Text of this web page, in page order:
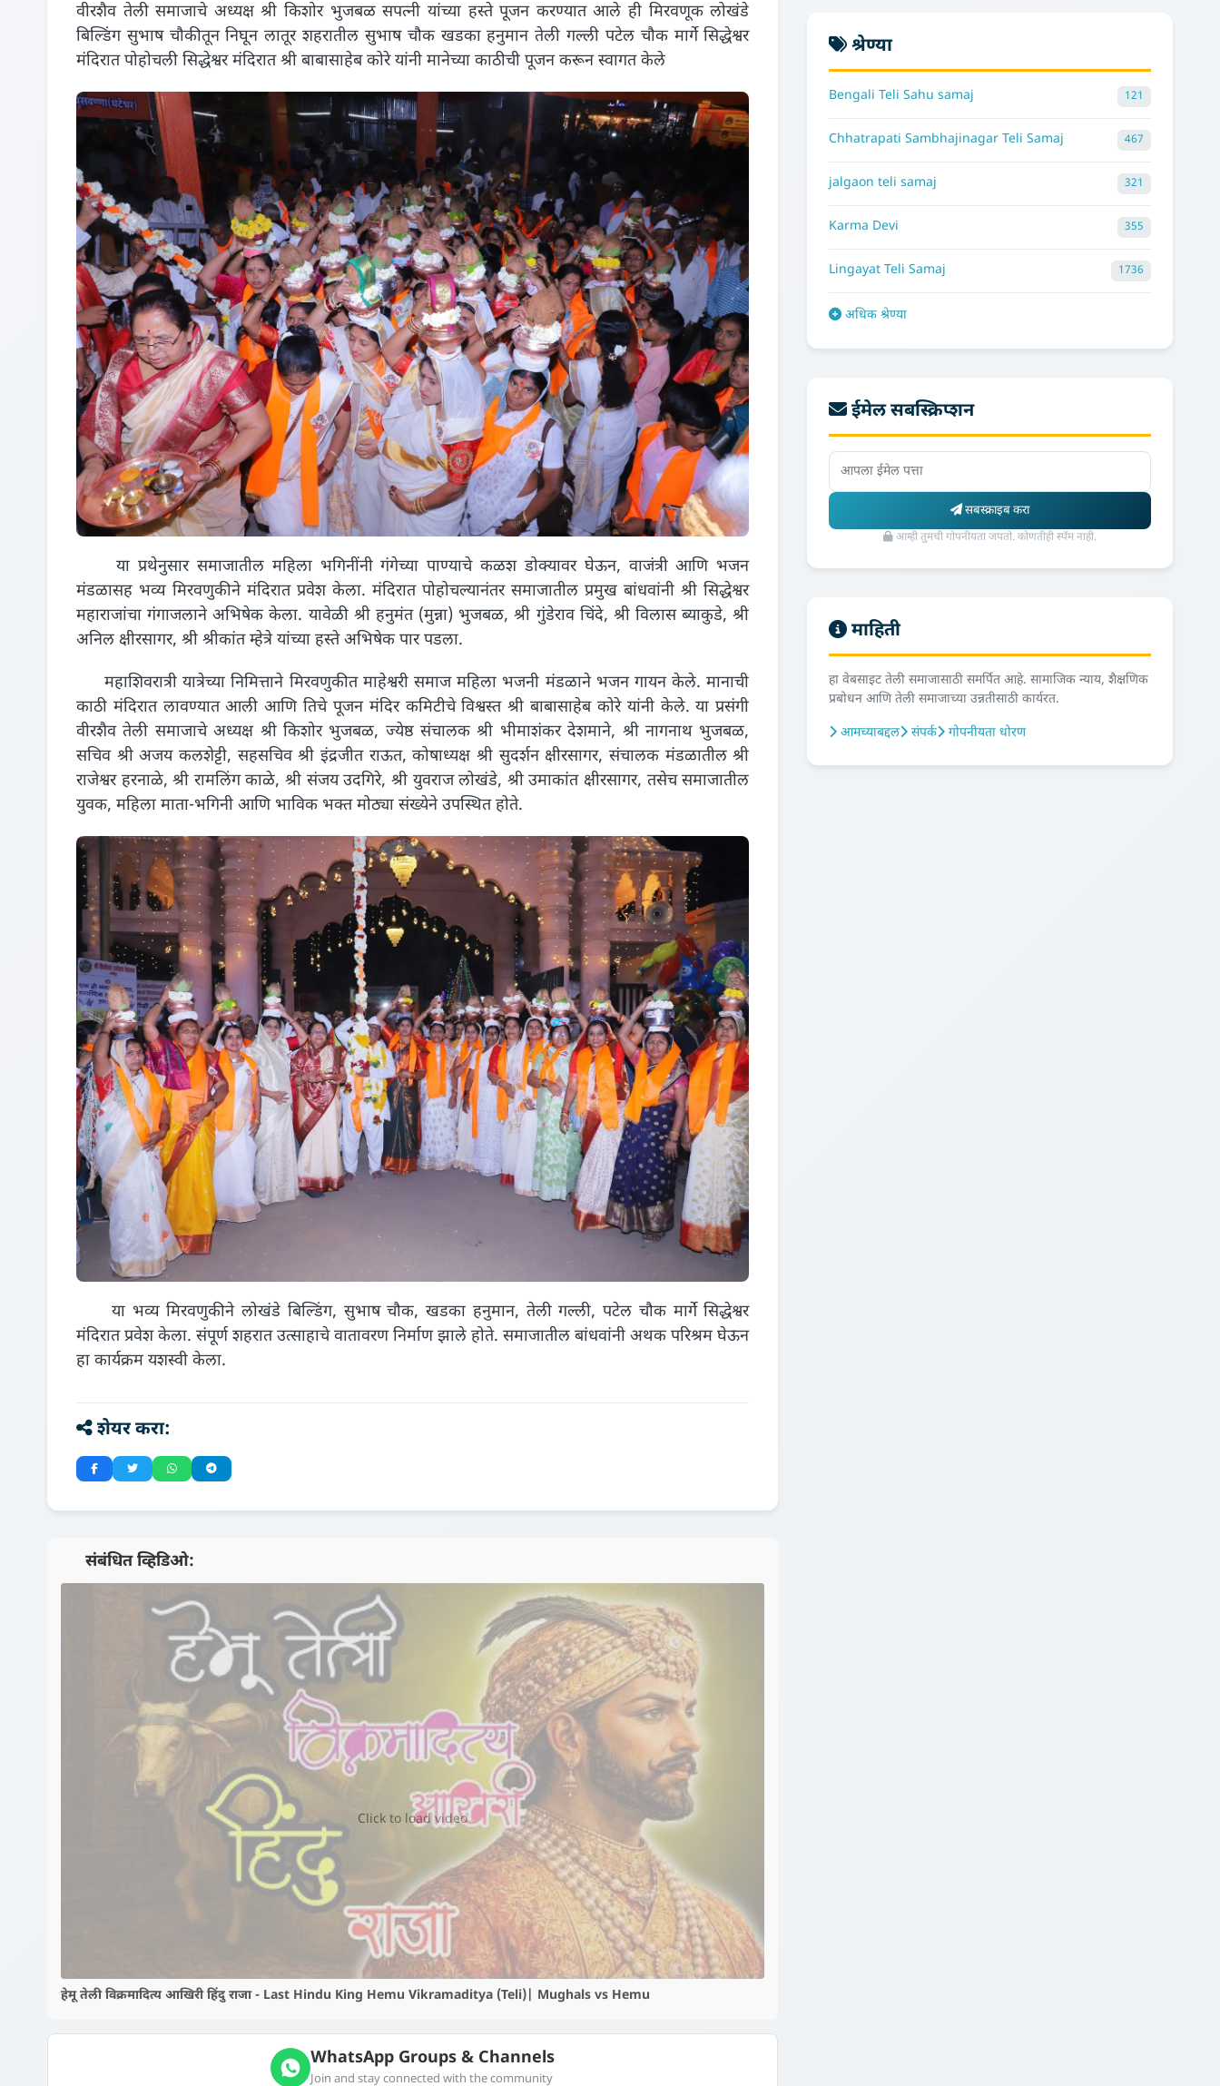
वीरशैव तेली समाजाचे अध्यक्ष श्री किशोर भुजबळ सपत्नी यांच्या हस्ते पूजन करण्यात आले ही मिरवणूक लोखंडे
बिल्डिंग सुभाष चौकीतून निघून लातूर शहरातील सुभाष चौक खडका हनुमान तेली गल्ली पटेल चौक मार्गे सिद्धेश्वर
मंदिरात पोहोचली सिद्धेश्वर मंदिरात श्री बाबासाहेब कोरे यांनी मानेच्या काठीची पूजन करून स्वागत केले
या प्रथेनुसार समाजातील महिला भगिनींनी गंगेच्या पाण्याचे कळश डोक्यावर घेऊन, वाजंत्री आणि भजन
मंडळासह भव्य मिरवणुकीने मंदिरात प्रवेश केला. मंदिरात पोहोचल्यानंतर समाजातील प्रमुख बांधवांनी श्री सिद्धेश्वर
महाराजांचा गंगाजलाने अभिषेक केला. यावेळी श्री हनुमंत (मुन्ना) भुजबळ, श्री गुंडेराव चिंदे, श्री विलास ब्याकुडे, श्री
अनिल क्षीरसागर, श्री श्रीकांत म्हेत्रे यांच्या हस्ते अभिषेक पार पडला.
महाशिवरात्री यात्रेच्या निमित्ताने मिरवणुकीत माहेश्वरी समाज महिला भजनी मंडळाने भजन गायन केले. मानाची
काठी मंदिरात लावण्यात आली आणि तिचे पूजन मंदिर कमिटीचे विश्वस्त श्री बाबासाहेब कोरे यांनी केले. या प्रसंगी
वीरशैव तेली समाजाचे अध्यक्ष श्री किशोर भुजबळ, ज्येष्ठ संचालक श्री भीमाशंकर देशमाने, श्री नागनाथ भुजबळ,
सचिव श्री अजय कलशेट्टी, सहसचिव श्री इंद्रजीत राऊत, कोषाध्यक्ष श्री सुदर्शन क्षीरसागर, संचालक मंडळातील श्री
राजेश्वर हरनाळे, श्री रामलिंग काळे, श्री संजय उदगिरे, श्री युवराज लोखंडे, श्री उमाकांत क्षीरसागर, तसेच समाजातील
युवक, महिला माता-भगिनी आणि भाविक भक्त मोठ्या संख्येने उपस्थित होते.
या भव्य मिरवणुकीने लोखंडे बिल्डिंग, सुभाष चौक, खडका हनुमान, तेली गल्ली, पटेल चौक मार्गे सिद्धेश्वर
मंदिरात प्रवेश केला. संपूर्ण शहरात उत्साहाचे वातावरण निर्माण झाले होते. समाजातील बांधवांनी अथक परिश्रम घेऊन
हा कार्यक्रम यशस्वी केला.
शेयर करा:
📺 संबंधित व्हिडिओ:
▶️
Click to load video
हेमू तेली विक्रमादित्य आखिरी हिंदु राजा - Last Hindu King Hemu Vikramaditya (Teli)| Mughals vs Hemu
WhatsApp Groups & Channels
Join and stay connected with the community
श्रेण्या
Bengali Teli Sahu samaj 121
Chhatrapati Sambhajinagar Teli Samaj 467
jalgaon teli samaj 321
Karma Devi 355
Lingayat Teli Samaj 1736
अधिक श्रेण्या
ईमेल सबस्क्रिप्शन
सबस्क्राइब करा
आम्ही तुमची गोपनीयता जपतो. कोणतीही स्पॅम नाही.
माहिती
हा वेबसाइट तेली समाजासाठी समर्पित आहे. सामाजिक न्याय, शैक्षणिक
प्रबोधन आणि तेली समाजाच्या उन्नतीसाठी कार्यरत.
आमच्याबद्दल
संपर्क गोपनीयता धोरण